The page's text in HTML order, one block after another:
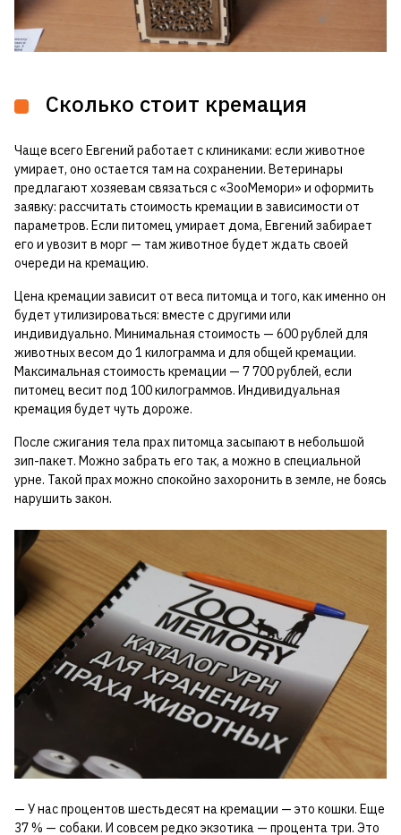
Сколько стоит кремация
Чаще всего Евгений работает с клиниками: если животное
умирает, оно остается там на сохранении. Ветеринары
предлагают хозяевам связаться с «ЗооМемори» и оформить
заявку: рассчитать стоимость кремации в зависимости от
параметров. Если питомец умирает дома, Евгений забирает
его и увозит в морг — там животное будет ждать своей
очереди на кремацию.
Цена кремации зависит от веса питомца и того, как именно он
будет утилизироваться: вместе с другими или
индивидуально. Минимальная стоимость — 600 рублей для
животных весом до 1 килограмма и для общей кремации.
Максимальная стоимость кремации — 7 700 рублей, если
питомец весит под 100 килограммов. Индивидуальная
кремация будет чуть дороже.
После сжигания тела прах питомца засыпают в небольшой
зип-пакет. Можно забрать его так, а можно в специальной
урне. Такой прах можно спокойно захоронить в земле, не боясь
нарушить закон.
— У нас процентов шестьдесят на кремации — это кошки. Еще
37 % — собаки. И совсем редко экзотика — процента три. Это